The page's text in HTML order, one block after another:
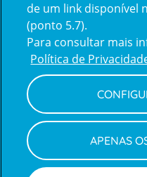
e
elogios
Policy
Política de
Declaração
Canal de
de um link disponível
(ponto 5.7).
Para consultar mais
Política de
APENAS